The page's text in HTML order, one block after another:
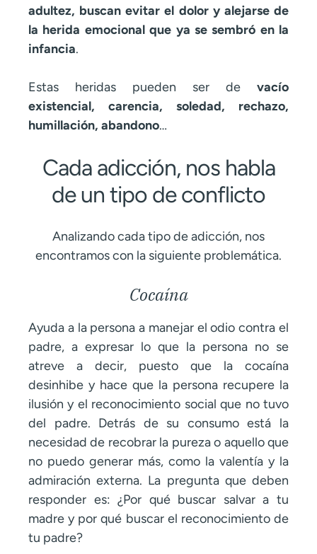
adultez, buscan evitar el dolor y alejarse de
la herida emocional que ya se sembró en la
infancia.
Estas heridas pueden ser de vacío
existencial, carencia, soledad, rechazo,
humillación, abandono…
Cada adicción, nos habla
de un tipo de conflicto
Analizando cada tipo de adicción, nos
encontramos con la siguiente problemática.
Cocaína
Ayuda a la persona a manejar el odio contra el
padre, a expresar lo que la persona no se
atreve a decir, puesto que la cocaína
desinhibe y hace que la persona recupere la
ilusión y el reconocimiento social que no tuvo
del padre. Detrás de su consumo está la
necesidad de recobrar la pureza o aquello que
no puedo generar más, como la valentía y la
admiración externa. La pregunta que deben
responder es: ¿Por qué buscar salvar a tu
madre y por qué buscar el reconocimiento de
tu padre?